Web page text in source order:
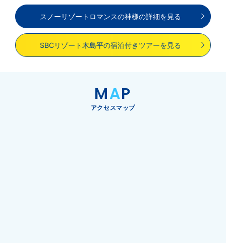
スノーリゾートロマンスの神様の詳細を見る
SBCリゾート木島平の宿泊付きツアーを見る
MAP
アクセスマップ